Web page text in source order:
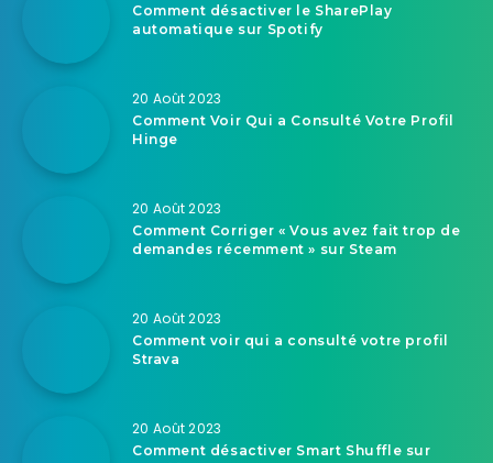
Comment désactiver le SharePlay
automatique sur Spotify
20 Août 2023
Comment Voir Qui a Consulté Votre Profil
Hinge
20 Août 2023
Comment Corriger « Vous avez fait trop de
demandes récemment » sur Steam
20 Août 2023
Comment voir qui a consulté votre profil
Strava
20 Août 2023
Comment désactiver Smart Shuffle sur